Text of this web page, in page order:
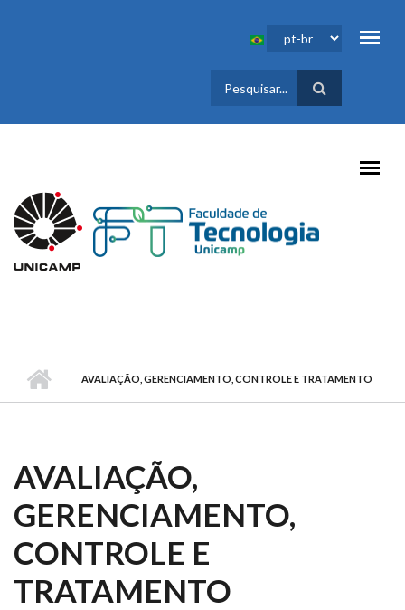
FORMULÁRIO
DE BUSCA
AVALIAÇÃO, GERENCIAMENTO, CONTROLE E TRATAMENTO
AVALIAÇÃO,
GERENCIAMENTO,
CONTROLE E
TRATAMENTO